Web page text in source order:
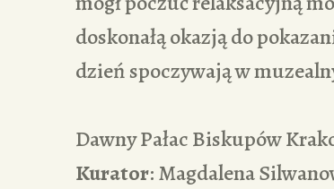
doskonałą okazją do
dzień spoczywają w
Dawny Pałac Biskupów
Kurator: Magdalena